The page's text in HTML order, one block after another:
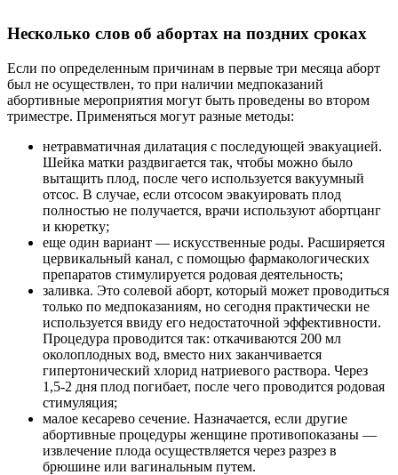
Несколько слов об абортах на поздних сроках
Если по определенным причинам в первые три месяца аборт
был не осуществлен, то при наличии медпоказаний
абортивные мероприятия могут быть проведены во втором
триместре. Применяться могут разные методы:
нетравматичная дилатация с последующей эвакуацией.
Шейка матки раздвигается так, чтобы можно было
вытащить плод, после чего используется вакуумный
отсос. В случае, если отсосом эвакуировать плод
полностью не получается, врачи используют абортцанг
и кюретку;
еще один вариант — искусственные роды. Расширяется
цервикальный канал, с помощью фармакологических
препаратов стимулируется родовая деятельность;
заливка. Это солевой аборт, который может проводиться
только по медпоказаниям, но сегодня практически не
используется ввиду его недостаточной эффективности.
Процедура проводится так: откачиваются 200 мл
околоплодных вод, вместо них заканчивается
гипертонический хлорид натриевого раствора. Через
1,5-2 дня плод погибает, после чего проводится родовая
стимуляция;
малое кесарево сечение. Назначается, если другие
абортивные процедуры женщине противопоказаны —
извлечение плода осуществляется через разрез в
брюшине или вагинальным путем.